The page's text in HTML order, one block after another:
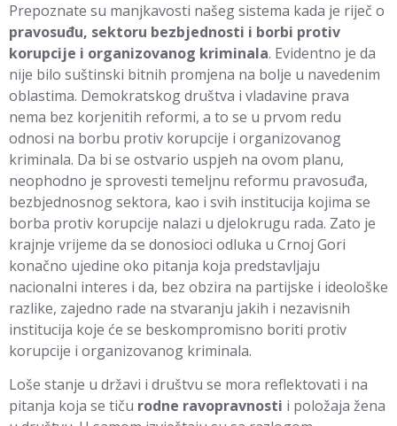
Prepoznate su manjkavosti našeg sistema kada je riječ o
pravosuđu, sektoru bezbjednosti i borbi protiv
korupcije i organizovanog kriminala. Evidentno je da
nije bilo suštinski bitnih promjena na bolje u navedenim
oblastima. Demokratskog društva i vladavine prava
nema bez korjenitih reformi, a to se u prvom redu
odnosi na borbu protiv korupcije i organizovanog
kriminala. Da bi se ostvario uspjeh na ovom planu,
neophodno je sprovesti temeljnu reformu pravosuđa,
bezbjednosnog sektora, kao i svih institucija kojima se
borba protiv korupcije nalazi u djelokrugu rada. Zato je
krajnje vrijeme da se donosioci odluka u Crnoj Gori
konačno ujedine oko pitanja koja predstavljaju
nacionalni interes i da, bez obzira na partijske i ideološke
razlike, zajedno rade na stvaranju jakih i nezavisnih
institucija koje će se beskompromisno boriti protiv
korupcije i organizovanog kriminala.
Loše stanje u državi i društvu se mora reflektovati i na
pitanja koja se tiču rodne ravopravnosti i položaja žena